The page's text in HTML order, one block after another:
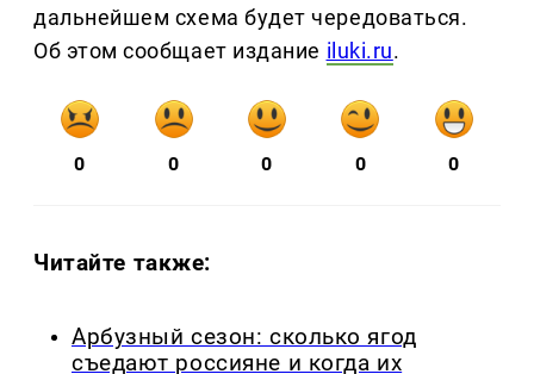
дальнейшем схема будет чередоваться.
Об этом сообщает издание iluki.ru.
0 0 0 0 0
Читайте также:
Арбузный сезон: сколько ягод
съедают россияне и когда их